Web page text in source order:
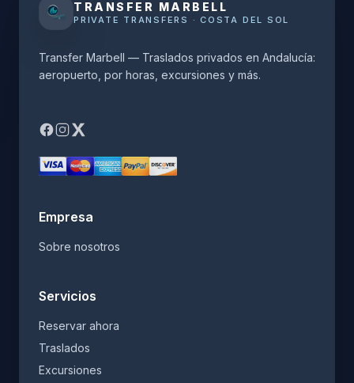
TRANSFER MARBELL
PRIVATE TRANSFERS · COSTA DEL SOL
Transfer Marbell — Traslados privados en Andalucía:
aeropuerto, por horas, excursiones y más.
Empresa
Sobre nosotros
Servicios
Reservar ahora
Traslados
Excursiones